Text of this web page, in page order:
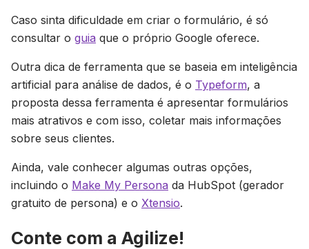
Caso sinta dificuldade em criar o formulário, é só
consultar o guia que o próprio Google oferece.
Outra dica de ferramenta que se baseia em inteligência
artificial para análise de dados, é o Typeform, a
proposta dessa ferramenta é apresentar formulários
mais atrativos e com isso, coletar mais informações
sobre seus clientes.
Ainda, vale conhecer algumas outras opções,
incluindo o Make My Persona da HubSpot (gerador
gratuito de persona) e o Xtensio.
Conte com a Agilize!